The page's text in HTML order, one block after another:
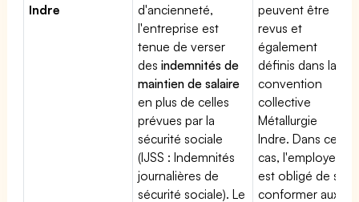
Indre
d'ancienneté,
l'entreprise est
tenue de verser
desindemnités de
maintien de salaire
en plus de celles
prévues par la
sécurité sociale
(IJSS : Indemnités
journalières de
sécurité sociale). Le
peuvent être
revus et
également
définis dans la
convention
collective
Métallurgie
Indre. Dans ce
cas, l'employeur
est obligé de se
conformer aux